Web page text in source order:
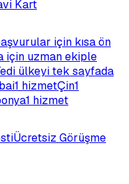
Kart
için kısa ön
için uzman ekiple
ülkeyi tek sayfada
1 hizmetÇin1
1 hizmet
Ücretsiz Görüşme